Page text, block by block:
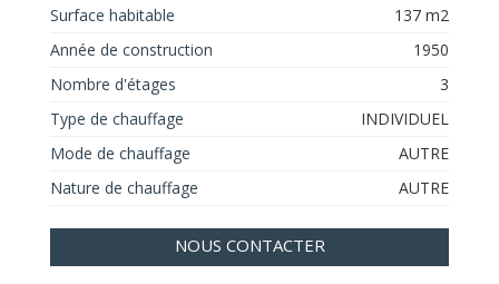
Surface habitable
137 m2
Année de construction
1950
Nombre d'étages
3
Type de chauffage
INDIVIDUEL
Mode de chauffage
AUTRE
Nature de chauffage
AUTRE
NOUS CONTACTER